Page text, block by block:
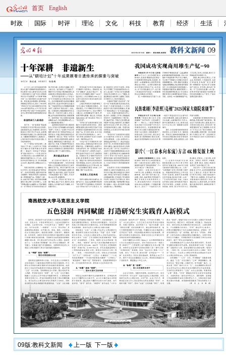
首页 English
时政 国际 时评 理论 文化 科技 教育 经济 生活
09版:教科文新闻 上一版 下一版